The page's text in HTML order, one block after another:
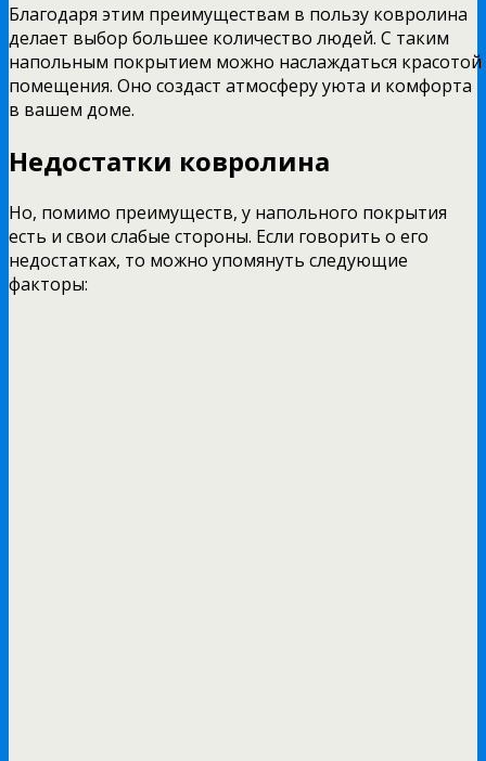
Благодаря этим преимуществам в пользу ковролина
делает выбор большее количество людей. С таким
напольным покрытием можно наслаждаться красотой
помещения. Оно создаст атмосферу уюта и комфорта
в вашем доме.
Недостатки ковролина
Но, помимо преимуществ, у напольного покрытия
есть и свои слабые стороны. Если говорить о его
недостатках, то можно упомянуть следующие
факторы: